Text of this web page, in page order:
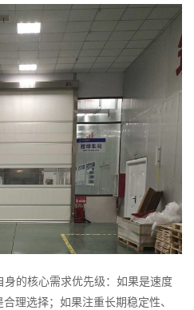
的核心需求优先级：如果是速度
理选择；如果注重长期稳定性、